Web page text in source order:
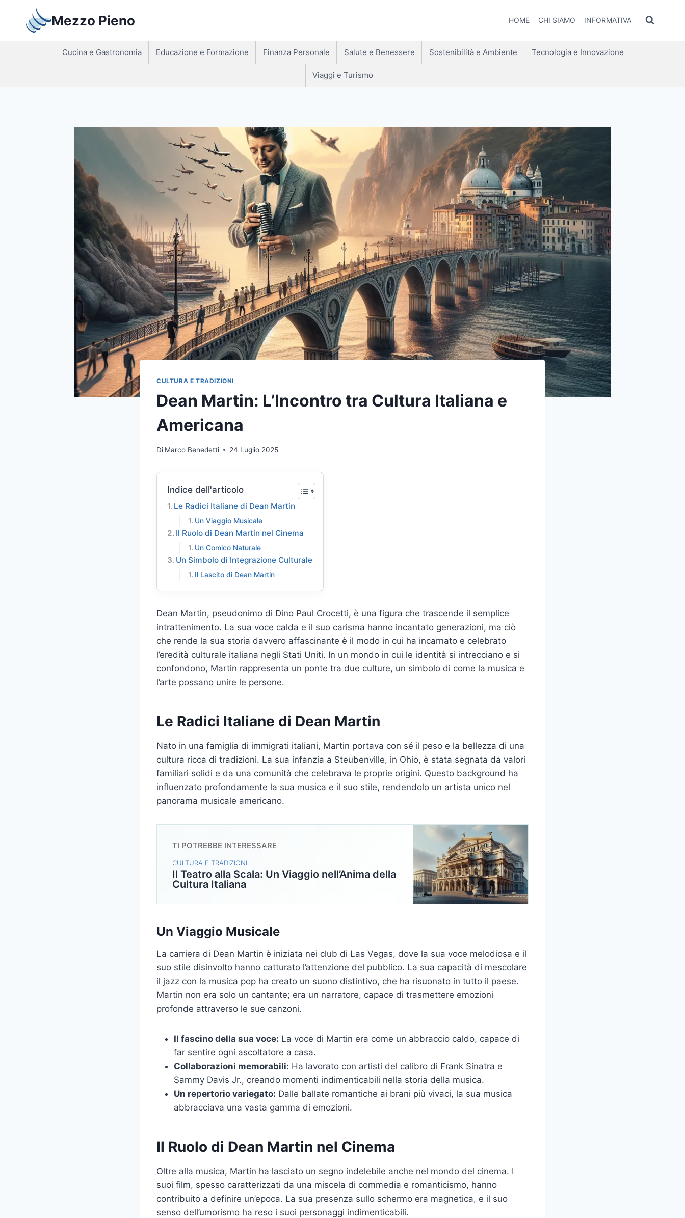
contenuto
Mezzo Pieno HOME CHI SIAMO INFORMATIVA
Cucina e Gastronomia Educazione e Formazione Finanza Personale Salute e Benessere Sostenibilità e Ambiente Tecnologia e Innovazione
Viaggi e Turismo
CULTURA E TRADIZIONI
Dean Martin: L’Incontro tra Cultura Italiana e
Americana
Di Marco Benedetti 24 Luglio 2025
Indice dell'articolo
Le Radici Italiane di Dean Martin
Un Viaggio Musicale
Il Ruolo di Dean Martin nel Cinema
Un Comico Naturale
Un Simbolo di Integrazione Culturale
Il Lascito di Dean Martin
Dean Martin, pseudonimo di Dino Paul Crocetti, è una figura che trascende il semplice
intrattenimento. La sua voce calda e il suo carisma hanno incantato generazioni, ma ciò
che rende la sua storia davvero affascinante è il modo in cui ha incarnato e celebrato
l’eredità culturale italiana negli Stati Uniti. In un mondo in cui le identità si intrecciano e si
confondono, Martin rappresenta un ponte tra due culture, un simbolo di come la musica e
l’arte possano unire le persone.
Le Radici Italiane di Dean Martin
Nato in una famiglia di immigrati italiani, Martin portava con sé il peso e la bellezza di una
cultura ricca di tradizioni. La sua infanzia a Steubenville, in Ohio, è stata segnata da valori
familiari solidi e da una comunità che celebrava le proprie origini. Questo background ha
influenzato profondamente la sua musica e il suo stile, rendendolo un artista unico nel
panorama musicale americano.
TI POTREBBE INTERESSARE
CULTURA E TRADIZIONI
Il Teatro alla Scala: Un Viaggio nell’Anima della
Cultura Italiana
Un Viaggio Musicale
La carriera di Dean Martin è iniziata nei club di Las Vegas, dove la sua voce melodiosa e il
suo stile disinvolto hanno catturato l’attenzione del pubblico. La sua capacità di mescolare
il jazz con la musica pop ha creato un suono distintivo, che ha risuonato in tutto il paese.
Martin non era solo un cantante; era un narratore, capace di trasmettere emozioni
profonde attraverso le sue canzoni.
Il fascino della sua voce: La voce di Martin era come un abbraccio caldo, capace di
far sentire ogni ascoltatore a casa.
Collaborazioni memorabili: Ha lavorato con artisti del calibro di Frank Sinatra e
Sammy Davis Jr., creando momenti indimenticabili nella storia della musica.
Un repertorio variegato: Dalle ballate romantiche ai brani più vivaci, la sua musica
abbracciava una vasta gamma di emozioni.
Il Ruolo di Dean Martin nel Cinema
Oltre alla musica, Martin ha lasciato un segno indelebile anche nel mondo del cinema. I
suoi film, spesso caratterizzati da una miscela di commedia e romanticismo, hanno
contribuito a definire un’epoca. La sua presenza sullo schermo era magnetica, e il suo
senso dell’umorismo ha reso i suoi personaggi indimenticabili.